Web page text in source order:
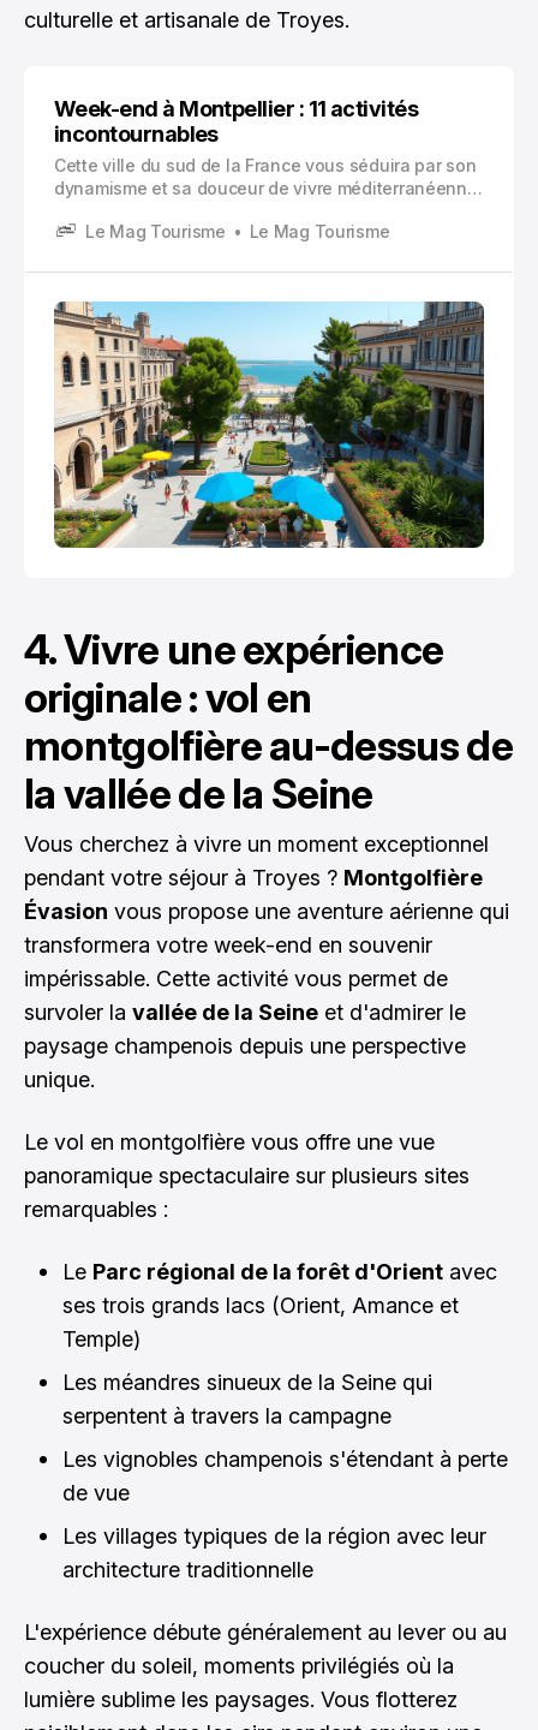
culturelle et artisanale de Troyes.
Week-end à Montpellier : 11 activités
incontournables
Cette ville du sud de la France vous séduira par son
dynamisme et sa douceur de vivre méditerranéenne.
harmonieux entre architecture moderne signée par
patrimoine historique préservé qui remonte au
Moyen Âge.
Le Mag Tourisme Le Mag Tourisme
4. Vivre une expérience
originale : vol en
montgolfière au-dessus de
la vallée de la Seine
Vous cherchez à vivre un moment exceptionnel
pendant votre séjour à Troyes ? Montgolfière
Évasion vous propose une aventure aérienne qui
transformera votre week-end en souvenir
impérissable. Cette activité vous permet de
survoler la vallée de la Seine et d'admirer le
paysage champenois depuis une perspective
unique.
Le vol en montgolfière vous offre une vue
panoramique spectaculaire sur plusieurs sites
remarquables :
Le Parc régional de la forêt d'Orient avec
ses trois grands lacs (Orient, Amance et
Temple)
Les méandres sinueux de la Seine qui
serpentent à travers la campagne
Les vignobles champenois s'étendant à perte
de vue
Les villages typiques de la région avec leur
architecture traditionnelle
L'expérience débute généralement au lever ou au
coucher du soleil, moments privilégiés où la
lumière sublime les paysages. Vous flotterez